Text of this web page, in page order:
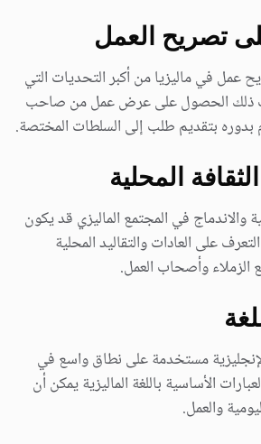
عمل في ماليزيا من أكبر التحديات التي
ذلك الحصول على عرض عمل من صاحب
بدوره بتقديم طلب إلى السلطات المختصة.
والاندماج في المجتمع الماليزي قد يكون
على العادات والتقاليد المحلية
وأصحاب العمل.
مستخدمة على نطاق واسع في
الأساسية باللغة الماليزية يمكن أن
والعمل.